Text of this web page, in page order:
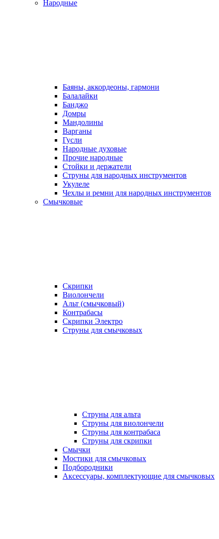
Народные
Баяны, аккордеоны, гармони
Балалайки
Банджо
Домры
Мандолины
Варганы
Гусли
Народные духовые
Прочие народные
Стойки и держатели
Струны для народных инструментов
Укулеле
Чехлы и ремни для народных инструментов
Смычковые
Скрипки
Виолончели
Альт (смычковый)
Контрабасы
Скрипки Электро
Струны для смычковых
Струны для альта
Струны для виолончели
Струны для контрабаса
Струны для скрипки
Смычки
Мостики для смычковых
Подбородники
Аксеcсуары, комплектующие для смычковых